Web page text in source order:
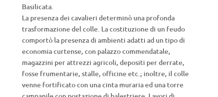
Basilicata.
La presenza dei cavalieri determinò una profonda
trasformazione del colle. La costituzione di un feudo
comportò la presenza di ambienti adatti ad un tipo di
economia curtense, con palazzo commendatale,
magazzini per attrezzi agricoli, depositi per derrate,
fosse frumentarie, stalle, officine etc.; inoltre, il colle
venne fortificato con una cinta muraria ed una torre